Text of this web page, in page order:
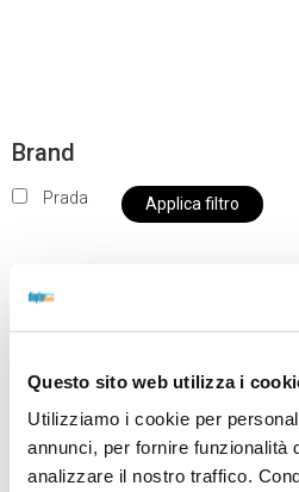
Questo sito web utilizza i
Utilizziamo i cookie per
annunci, per fornire funzionalità
analizzare il nostro traffico.
Brand
Prada Applica filtro
nostro negozio non saranno
da OTTICA DIOPTER